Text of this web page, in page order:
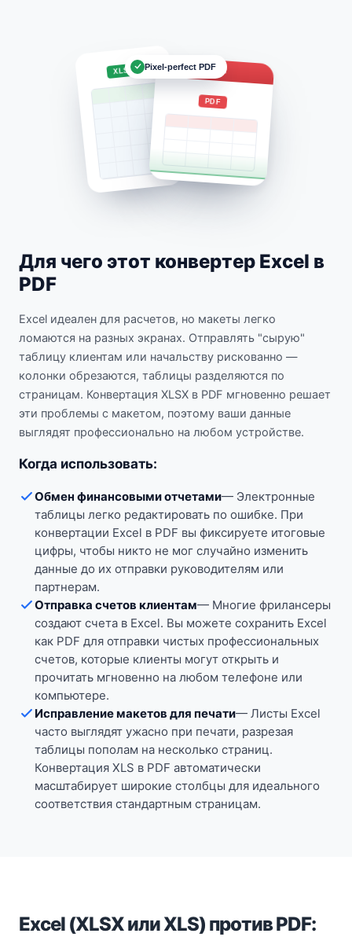
Pixel-perfect PDF
XLSX Report.pdf
PDF
Для чего этот конвертер Excel в
PDF
Excel идеален для расчетов, но макеты легко
ломаются на разных экранах. Отправлять "сырую"
таблицу клиентам или начальству рискованно —
колонки обрезаются, таблицы разделяются по
страницам. Конвертация XLSX в PDF мгновенно решает
эти проблемы с макетом, поэтому ваши данные
выглядят профессионально на любом устройстве.
Когда использовать:
Обмен финансовыми отчетами— Электронные
таблицы легко редактировать по ошибке. При
конвертации Excel в PDF вы фиксируете итоговые
цифры, чтобы никто не мог случайно изменить
данные до их отправки руководителям или
партнерам.
Отправка счетов клиентам— Многие фрилансеры
создают счета в Excel. Вы можете сохранить Excel
как PDF для отправки чистых профессиональных
счетов, которые клиенты могут открыть и
прочитать мгновенно на любом телефоне или
компьютере.
Исправление макетов для печати— Листы Excel
часто выглядят ужасно при печати, разрезая
таблицы пополам на несколько страниц.
Конвертация XLS в PDF автоматически
масштабирует широкие столбцы для идеального
соответствия стандартным страницам.
Excel (XLSX или XLS) против PDF: